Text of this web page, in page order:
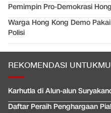
Pemimpin Pro-Demokrasi
Warga Hong Kong Demo
Polisi
REKOMENDASI UNTUKMU
Karhutla di Alun-alun
Daftar Peraih Penghargaan